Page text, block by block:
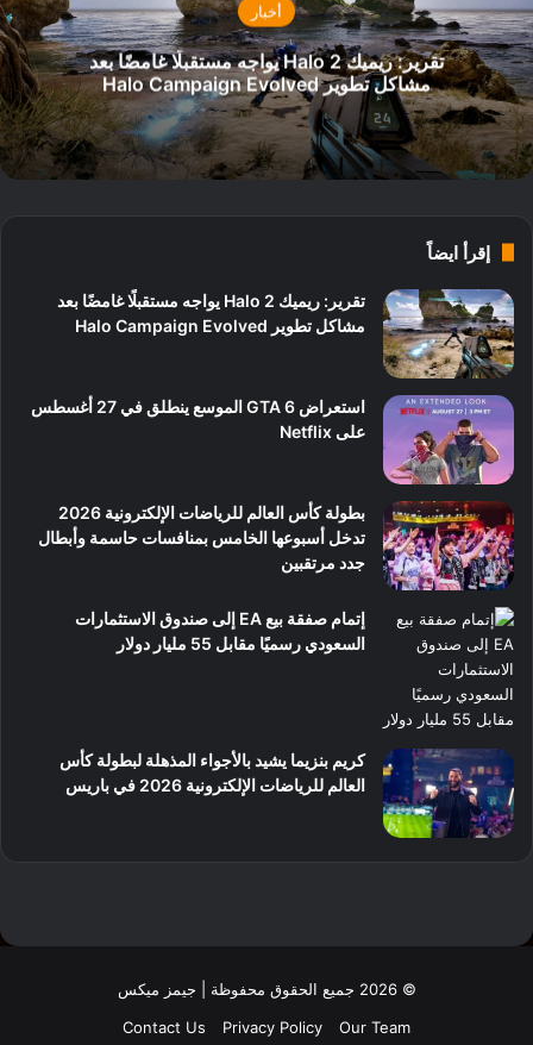
أخبار
تقرير: ريميك Halo 2 يواجه مستقبلًا غامضًا بعد
مشاكل تطوير Halo Campaign Evolved
إقرأ ايضاً
تقرير: ريميك Halo 2 يواجه مستقبلًا غامضًا بعد
مشاكل تطوير Halo Campaign Evolved
استعراض GTA 6 الموسع ينطلق في 27 أغسطس
على Netflix
بطولة كأس العالم للرياضات الإلكترونية 2026
تدخل أسبوعها الخامس بمنافسات حاسمة وأبطال
جدد مرتقبين
إتمام صفقة بيع EA إلى صندوق الاستثمارات
السعودي رسميًا مقابل 55 مليار دولار
كريم بنزيما يشيد بالأجواء المذهلة لبطولة كأس
العالم للرياضات الإلكترونية 2026 في باريس
© 2026 جميع الحقوق محفوظة | جيمز ميكس
Our Team
Privacy Policy
Contact Us